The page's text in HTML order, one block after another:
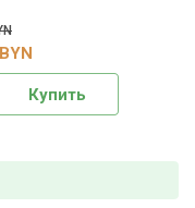
Купить